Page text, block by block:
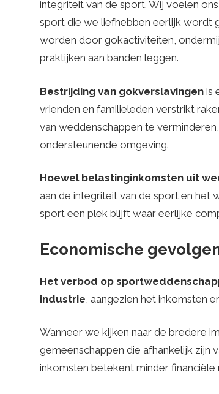
–
e
d
t
i
p
s
integriteit van de sport. Wij voelen
sport die we liefhebben eerlijk wordt
worden door gokactiviteiten,
praktijken aan banden leggen.
Bestrijding van gokverslavingenis
vrienden en familieleden verstrikt
van weddenschappen te
ondersteunende omgeving.
Hoewel belastinginkomsten uit
aan de integriteit van de sport en het
sport een plek blijft waar eerlijke
Economische
Het verbod op
industrie , aangezien het inkomsten
Wanneer we kijken naar de bredere
gemeenschappen die afhankelijk zijn
inkomsten betekent minder